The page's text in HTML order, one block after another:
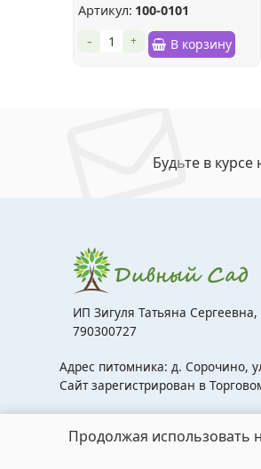
Артикул: 100-0101
+
- В корзину
Будьте в
ИП Зигуля Татьяна
790300727
Адрес питомника: д. Сорочино,
Сайт зарегистрирован в
Продолжая использовать